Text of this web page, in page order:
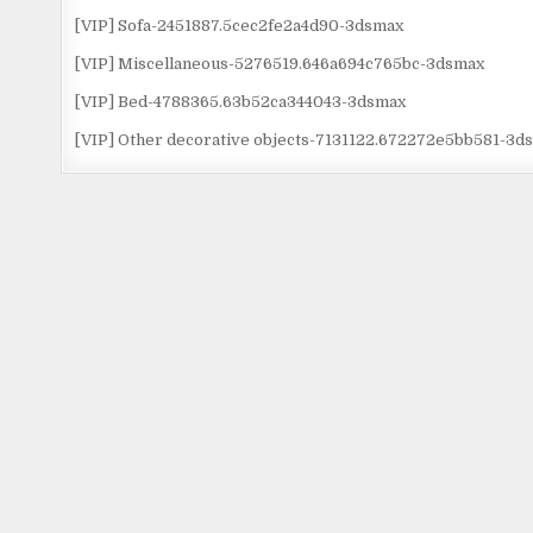
[VIP] Sofa-2451887.5cec2fe2a4d90-3dsmax
[VIP] Miscellaneous-5276519.646a694c765bc-3dsmax
[VIP] Bed-4788365.63b52ca344043-3dsmax
[VIP] Other decorative objects-7131122.672272e5bb581-